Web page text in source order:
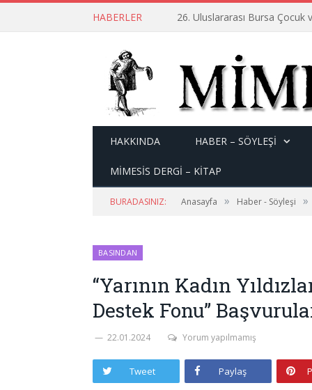
HABERLER 26. Uluslararası Bursa
HAKKINDA HABER – SÖYLEŞI
MİMESİS DERGİ – KİTAP
BURADASINIZ: Anasayfa » Haber - Söyleşi »
BASINDAN
“Yarının Kadın
Destek Fonu”
22.01.2024 Yorum yapılmamış
Tweet Paylaş